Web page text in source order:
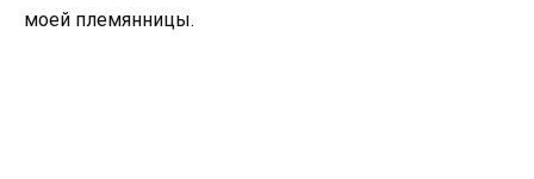
моей племянницы.